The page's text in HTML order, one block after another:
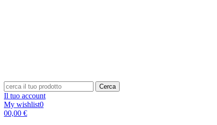
Cerca
Il tuo account
My wishlist0
00,00 €